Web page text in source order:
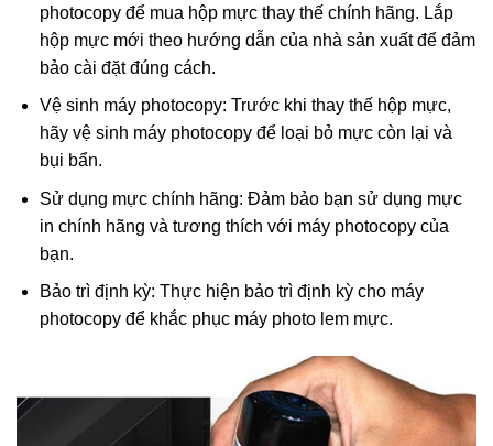
photocopy để mua hộp mực thay thế chính hãng. Lắp
hộp mực mới theo hướng dẫn của nhà sản xuất để đảm
bảo cài đặt đúng cách.
Vệ sinh máy photocopy: Trước khi thay thế hộp mực,
hãy vệ sinh máy photocopy để loại bỏ mực còn lại và
bụi bẩn.
Sử dụng mực chính hãng: Đảm bảo bạn sử dụng mực
in chính hãng và tương thích với máy photocopy của
bạn.
Bảo trì định kỳ: Thực hiện bảo trì định kỳ cho máy
photocopy để khắc phục máy photo lem mực.